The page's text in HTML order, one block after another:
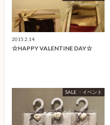
2015.2.14
☆HAPPY VALENTINE DAY☆
SALE ・イベント